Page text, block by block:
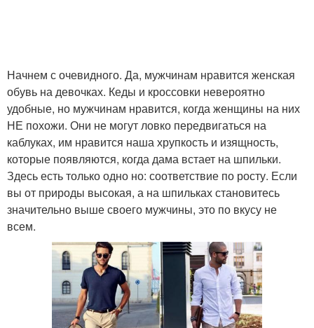
Начнем с очевидного. Да, мужчинам нравится женская
обувь на девочках. Кеды и кроссовки невероятно
удобные, но мужчинам нравится, когда женщины на них
НЕ похожи. Они не могут ловко передвигаться на
каблуках, им нравится наша хрупкость и изящность,
которые появляются, когда дама встает на шпильки.
Здесь есть только одно но: соответствие по росту. Если
вы от природы высокая, а на шпильках становитесь
значительно выше своего мужчины, это по вкусу не
всем.